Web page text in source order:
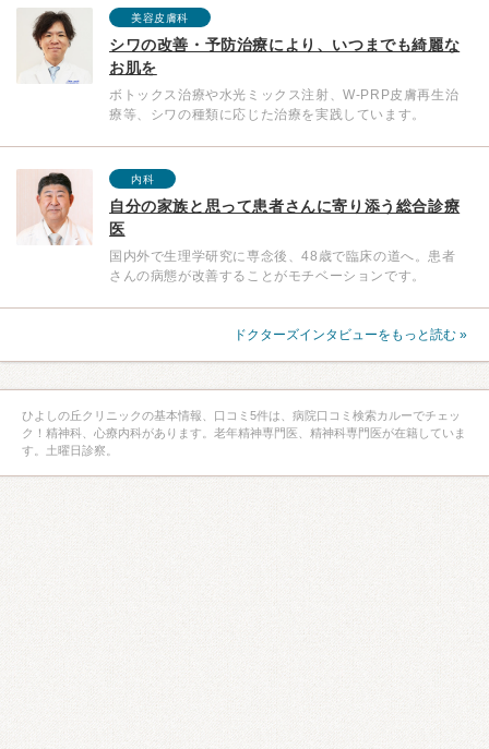
美容皮膚科
シワの改善・予防治療により、いつまでも綺麗な
お肌を
ボトックス治療や水光ミックス注射、W-PRP皮膚再生治
療等、シワの種類に応じた治療を実践しています。
内科
自分の家族と思って患者さんに寄り添う総合診療
医
国内外で生理学研究に専念後、48歳で臨床の道へ。患者
さんの病態が改善することがモチベーションです。
ドクターズインタビューをもっと読む »
ひよしの丘クリニックの基本情報、口コミ5件は、病院口コミ検索カルーでチェッ
ク！精神科、心療内科があります。老年精神専門医、精神科専門医が在籍していま
す。土曜日診察。